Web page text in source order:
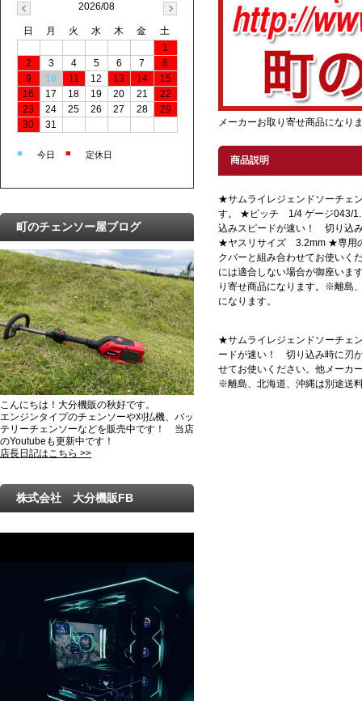
メーカーお取り寄せ商品になり
商品説明
★サムライレジェンドソーチェ
す。 ★ピッチ 1/4 ゲージ043/
込みスピードが速い！ 切り込
★ヤスリサイズ 3.2mm ★専用
クバーと組み合わせてお使いく
には適合しない場合が御座いま
り寄せ商品になります。※離島
になります。
★サムライレジェンドソーチェ
ードが速い！ 切り込み時に刃
せてお使いください。他メーカ
※離島、北海道、沖縄は別途送
2026/08
日 月 火 水 木 金
土
1
2
3 4 5 6 7
8
9
10 11 12 13 14
15
16
17 18 19 20 21
22
23
24 25 26 27 28
29
30
31
■ 今日 ■ 定休日
町のチェンソー屋ブログ
こんにちは！大分機販の秋好です。
エンジンタイプのチェンソーや刈払機、バッ
テリーチェンソーなどを販売中です！ 当店
のYoutubeも更新中です！
店長日記はこちら >>
株式会社 大分機販FB